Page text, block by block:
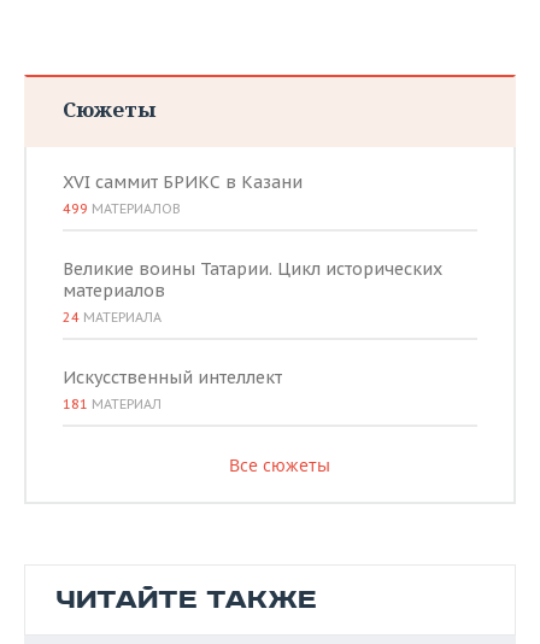
Сюжеты
XVI саммит БРИКС в Казани
499 МАТЕРИАЛОВ
Великие воины Татарии. Цикл исторических
материалов
24 МАТЕРИАЛА
Искусственный интеллект
181 МАТЕРИАЛ
Все сюжеты
ЧИТАЙТЕ ТАКЖЕ